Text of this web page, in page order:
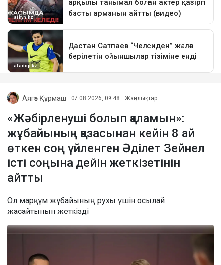
Аягөз Құрмаш 07.08.2026, 09:48 Жаңалықтар
«Жәбірленуші болып қаламын»:
жұбайының қазасынан кейін 8 ай
өткен соң үйленген Әділет Зейнел
істі соңына дейін жеткізетінін
айтты
Ол марқұм жұбайының рухы үшін осылай
жасайтынын жеткізді